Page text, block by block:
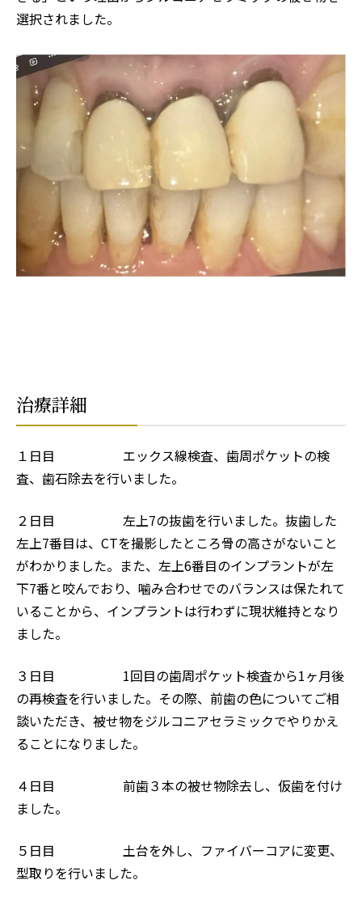
選択されました。
治療詳細
１日目 エックス線検査、歯周ポケットの検
査、歯石除去を行いました。
２日目 左上7の抜歯を行いました。抜歯した
左上7番目は、CTを撮影したところ骨の高さがないこと
がわかりました。また、左上6番目のインプラントが左
下7番と咬んでおり、噛み合わせでのバランスは保たれて
いることから、インプラントは行わずに現状維持となり
ました。
３日目 1回目の歯周ポケット検査から1ヶ月後
の再検査を行いました。その際、前歯の色についてご相
談いただき、被せ物をジルコニアセラミックでやりかえ
ることになりました。
４日目 前歯３本の被せ物除去し、仮歯を付け
ました。
５日目 土台を外し、ファイバーコアに変更、
型取りを行いました。